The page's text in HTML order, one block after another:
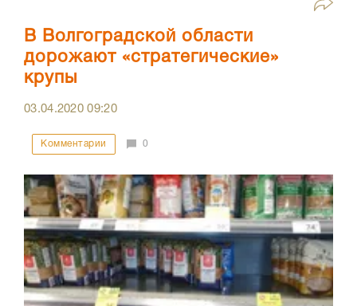
В Волгоградской области
дорожают «стратегические»
крупы
03.04.202009:20
Комментарии 0